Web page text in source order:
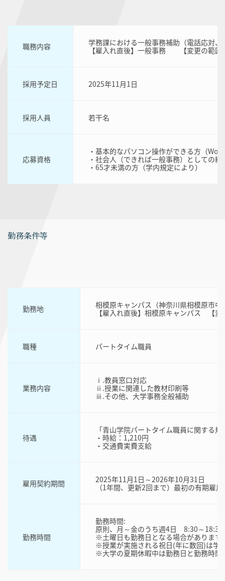
職務内容
学務課における一般事務補助（電話応対
【雇入れ直後】一般事務 【変更の範囲
採用予定日 2025年11月1日
採用人員 若干名
応募資格
・基本的なパソコン操作ができる方（
・社会人（できれば一般事務）としての経
・65才未満の方（学内規定により）
勤務条件等
勤務地
相模原キャンパス（神奈川県相模原市
【雇入れ直後】相模原キャンパス 【変
職種 パートタイム職員
業務内容
ⅰ.教員窓口対応
ⅱ.授業に関連した教材印刷等
ⅲ.その他、大学事務全般補助
待遇
「青山学院パートタイム職員に関する
・時給：1,210円
・交通費実費支給
雇用契約期間
2025年11月1日～2026年10月31日
（1年間、更新2回まで）最初の有期雇
勤務時間
勤務時間:
原則、月～金のうち週4日 8:30～18:30
※土曜日も勤務日となる場合があります
※授業が実施される祝日(年に数回)は学
※大学の夏期休暇中は勤務日と勤務時間